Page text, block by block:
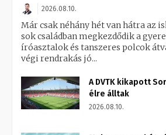
2026.08.10.
Már csak néhány hét van hátra az
sok családban megkezdődik a
íróasztalok és tanszeres polcok
végi rendrakás jó...
A DVTK kikapott
élre álltak
2026.08.10.